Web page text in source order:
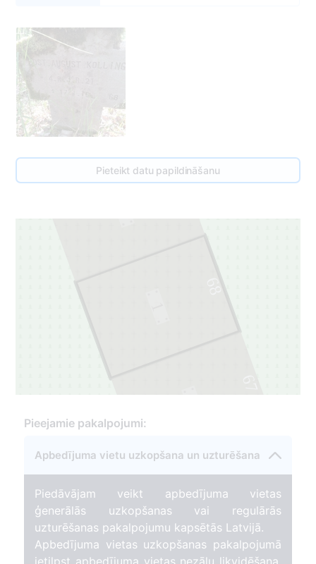
Pieteikt datu papildināšanu
68
69
Pieejamie pakalpojumi:
Apbedījuma vietu uzkopšana un uzturēšana
Piedāvājam veikt apbedījuma vietas
ģenerālās uzkopšanas vai regulārās
uzturēšanas pakalpojumu kapsētās Latvijā.
Apbedījuma vietas uzkopšanas pakalpojumā